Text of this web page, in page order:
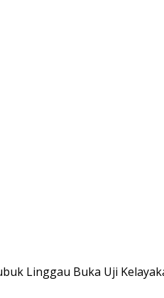
Linggau Buka Uji